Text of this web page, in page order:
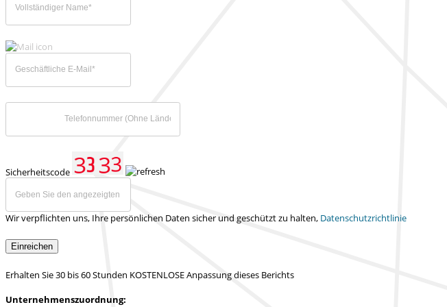
Sicherheitscode
Wir verpflichten uns, Ihre persönlichen Daten sicher und geschützt zu halten, Datenschutzrichtlinie
Einreichen
Erhalten Sie 30 bis 60 Stunden KOSTENLOSE Anpassung dieses Berichts
Unternehmenszuordnung: